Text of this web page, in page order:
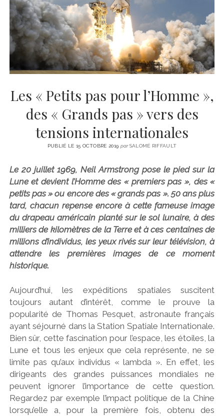
CINÉMA
LITTÉRATURE
ÉCONOMIE
SPORT
MÉDIAS
SANTÉ
instagram
email email-
Les « Petits pas pour l’Homme »,
des « Grands pas » vers des
tensions internationales
PUBLIÉ LE 15 OCTOBRE 2019 parSALOMÉ RIFFAULT
Le 20 juillet 1969, Neil Armstrong pose le pied sur la
Lune et devient l’Homme des « premiers pas », des «
petits pas » ou encore des « grands pas ». 50 ans plus
tard, chacun repense encore à cette fameuse image
du drapeau américain planté sur le sol lunaire, à des
milliers de kilomètres de la Terre et à ces centaines de
millions d’individus, les yeux rivés sur leur télévision, à
attendre les premières images de ce moment
historique.
Aujourd’hui, les expéditions spatiales suscitent
toujours autant d’intérêt, comme le prouve la
popularité de Thomas Pesquet, astronaute français
ayant séjourné dans la Station Spatiale Internationale.
Bien sûr, cette fascination pour l’espace, les étoiles, la
Lune et tous les enjeux que cela représente, ne se
limite pas qu’aux individus « lambda ». En effet, les
dirigeants des grandes puissances mondiales ne
peuvent ignorer l’importance de cette question.
Regardez par exemple l’impact politique de la Chine
lorsqu’elle a, pour la première fois, obtenu des